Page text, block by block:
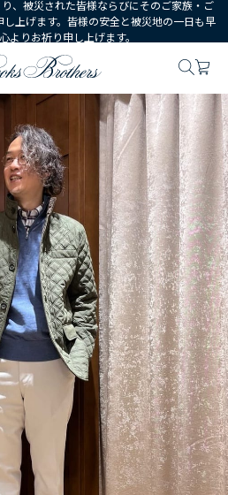
、被災された皆様ならびにそのご家族・ご
上げます。皆様の安全と被災地の一日も早
よりお祈り申し上げます。
ーディネート詳細